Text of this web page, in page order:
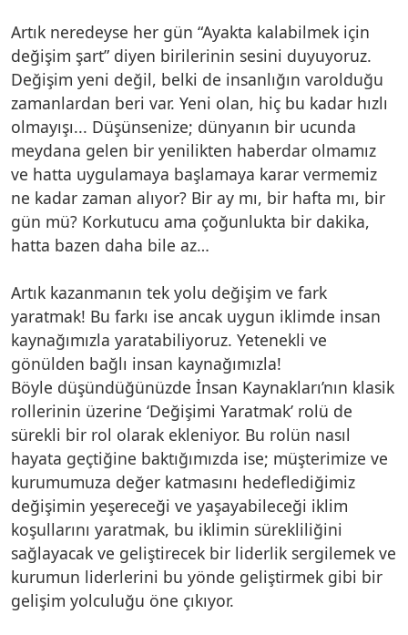
Artık neredeyse her gün “Ayakta kalabilmek için
değişim şart” diyen birilerinin sesini duyuyoruz.
Değişim yeni değil, belki de insanlığın varolduğu
zamanlardan beri var. Yeni olan, hiç bu kadar hızlı
olmayışı... Düşünsenize; dünyanın bir ucunda
meydana gelen bir yenilikten haberdar olmamız
ve hatta uygulamaya başlamaya karar vermemiz
ne kadar zaman alıyor? Bir ay mı, bir hafta mı, bir
gün mü? Korkutucu ama çoğunlukta bir dakika,
hatta bazen daha bile az…
Artık kazanmanın tek yolu değişim ve fark
yaratmak! Bu farkı ise ancak uygun iklimde insan
kaynağımızla yaratabiliyoruz. Yetenekli ve
gönülden bağlı insan kaynağımızla!
Böyle düşündüğünüzde İnsan Kaynakları’nın klasik
rollerinin üzerine ‘Değişimi Yaratmak’ rolü de
sürekli bir rol olarak ekleniyor. Bu rolün nasıl
hayata geçtiğine baktığımızda ise; müşterimize ve
kurumumuza değer katmasını hedeflediğimiz
değişimin yeşereceği ve yaşayabileceği iklim
koşullarını yaratmak, bu iklimin sürekliliğini
sağlayacak ve geliştirecek bir liderlik sergilemek ve
kurumun liderlerini bu yönde geliştirmek gibi bir
gelişim yolculuğu öne çıkıyor.